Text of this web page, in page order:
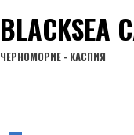
BLACKSEA
ЧЕРНОМОРИЕ - КАСПИЯ